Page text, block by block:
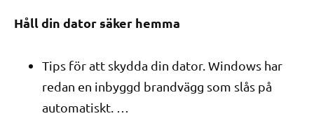
Håll din dator säker hemma
Tips för att skydda din dator. Windows har
redan en inbyggd brandvägg som slås på
automatiskt. …